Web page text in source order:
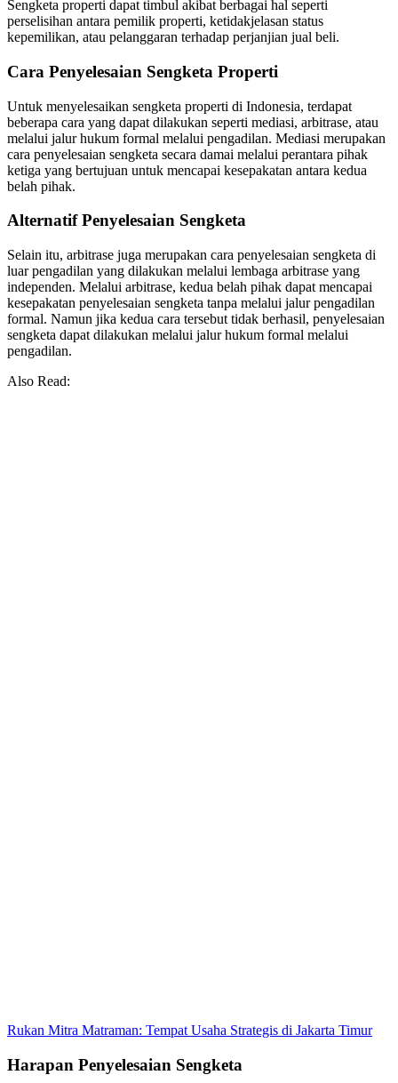
Sengketa properti dapat timbul akibat berbagai hal seperti
perselisihan antara pemilik properti, ketidakjelasan status
kepemilikan, atau pelanggaran terhadap perjanjian jual beli.
Cara Penyelesaian Sengketa Properti
Untuk menyelesaikan sengketa properti di Indonesia, terdapat
beberapa cara yang dapat dilakukan seperti mediasi, arbitrase, atau
melalui jalur hukum formal melalui pengadilan. Mediasi merupakan
cara penyelesaian sengketa secara damai melalui perantara pihak
ketiga yang bertujuan untuk mencapai kesepakatan antara kedua
belah pihak.
Alternatif Penyelesaian Sengketa
Selain itu, arbitrase juga merupakan cara penyelesaian sengketa di
luar pengadilan yang dilakukan melalui lembaga arbitrase yang
independen. Melalui arbitrase, kedua belah pihak dapat mencapai
kesepakatan penyelesaian sengketa tanpa melalui jalur pengadilan
formal. Namun jika kedua cara tersebut tidak berhasil, penyelesaian
sengketa dapat dilakukan melalui jalur hukum formal melalui
pengadilan.
Also Read:
Rukan Mitra Matraman: Tempat Usaha Strategis di Jakarta Timur
Harapan Penyelesaian Sengketa